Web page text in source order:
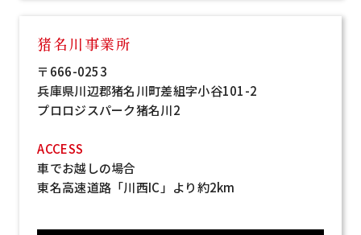
猪名川事業所
〒666-0253
兵庫県川辺郡猪名川町差組字小谷101-2
プロロジスパーク猪名川2
ACCESS
車でお越しの場合
東名高速道路「川西IC」より約2km